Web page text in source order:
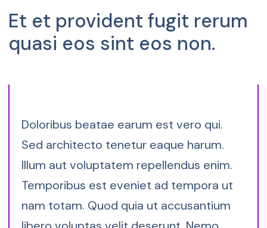
Et et provident fugit rerum
quasi eos sint eos non.
Doloribus beatae earum est vero qui.
Sed architecto tenetur eaque harum.
Illum aut voluptatem repellendus enim.
Temporibus est eveniet ad tempora ut
nam totam. Quod quia ut accusantium